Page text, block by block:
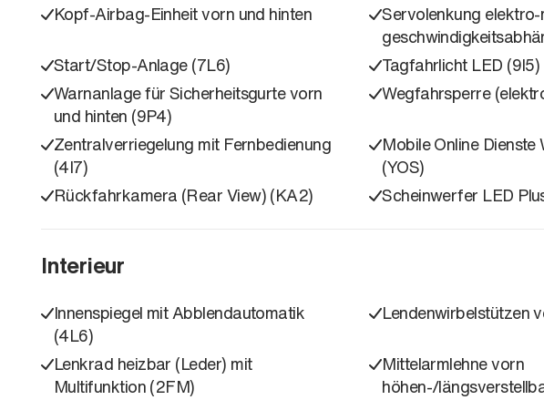
Kopf-Airbag-Einheit vorn und hinten
Servolenkung
Start/Stop-Anlage (7L6)
Tagfahrlicht LED (9I5)
Warnanlage für Sicherheitsgurte vorn
und hinten (9P4)
Wegfahrsperre
Zentralverriegelung mit Fernbedienung
(4I7)
Mobile Online Dienste
(YOS)
Rückfahrkamera (Rear View) (KA2)
Scheinwerfer LED
Interieur
Innenspiegel mit Abblendautomatik
(4L6)
Lendenwirbelstützen
Lenkrad heizbar (Leder) mit
Multifunktion (2FM)
Mittelarmlehne vorn
höhen-/